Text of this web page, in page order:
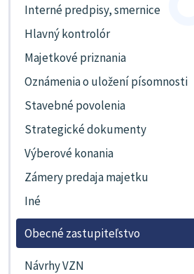
Interné predpisy, smernice
Hlavný kontrolór
Majetkové priznania
Oznámenia o uložení písomnosti
Stavebné povolenia
Strategické dokumenty
Výberové konania
Zámery predaja majetku
Iné
Obecné zastupiteľstvo
Návrhy VZN